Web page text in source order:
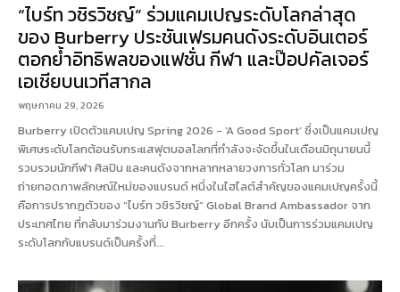
“ไบร์ท วชิรวิชญ์” ร่วมแคมเปญระดับโลกล่าสุด
ของ Burberry ประชันเฟรมคนดังระดับอินเตอร์
ตอกย้ำอิทธิพลของแฟชั่น กีฬา และป๊อปคัลเจอร์
เอเชียบนเวทีสากล
พฤษภาคม 29, 2026
Burberry เปิดตัวแคมเปญ Spring 2026 - ‘A Good Sport’ ซึ่งเป็นแคมเปญ
พิเศษระดับโลกต้อนรับกระแสฟุตบอลโลกที่กำลังจะจัดขึ้นในเดือนมิถุนายนนี้
รวบรวมนักกีฬา ศิลปิน และคนดังจากหลากหลายวงการทั่วโลก มาร่วม
ถ่ายทอดภาพลักษณ์ใหม่ของแบรนด์ หนึ่งในไฮไลต์สำคัญของแคมเปญครั้งนี้
คือการปรากฏตัวของ “ไบร์ท วชิรวิชญ์” Global Brand Ambassador จาก
ประเทศไทย ที่กลับมาร่วมงานกับ Burberry อีกครั้ง นับเป็นการร่วมแคมเปญ
ระดับโลกกับแบรนด์เป็นครั้งที่...